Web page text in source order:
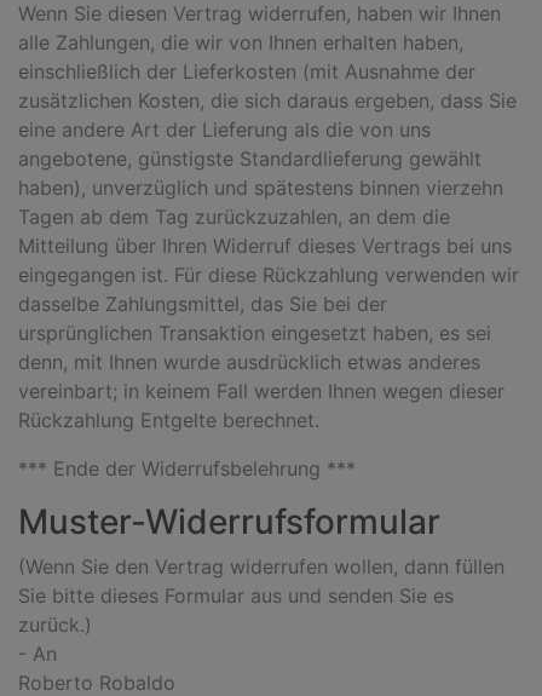
Wenn Sie diesen Vertrag widerrufen, haben wir Ihnen
alle Zahlungen, die wir von Ihnen erhalten haben,
einschließlich der Lieferkosten (mit Ausnahme der
zusätzlichen Kosten, die sich daraus ergeben, dass Sie
eine andere Art der Lieferung als die von uns
angebotene, günstigste Standardlieferung gewählt
haben), unverzüglich und spätestens binnen vierzehn
Tagen ab dem Tag zurückzuzahlen, an dem die
Mitteilung über Ihren Widerruf dieses Vertrags bei uns
eingegangen ist. Für diese Rückzahlung verwenden wir
dasselbe Zahlungsmittel, das Sie bei der
ursprünglichen Transaktion eingesetzt haben, es sei
denn, mit Ihnen wurde ausdrücklich etwas anderes
vereinbart; in keinem Fall werden Ihnen wegen dieser
Rückzahlung Entgelte berechnet.
*** Ende der Widerrufsbelehrung ***
Muster-Widerrufsformular
(Wenn Sie den Vertrag widerrufen wollen, dann füllen
Sie bitte dieses Formular aus und senden Sie es
zurück.)
- An
Roberto Robaldo